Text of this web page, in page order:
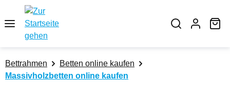
Zum Hauptinhalt springen
Bettrahmen
Betten online kaufen
Massivholzbetten online kaufen